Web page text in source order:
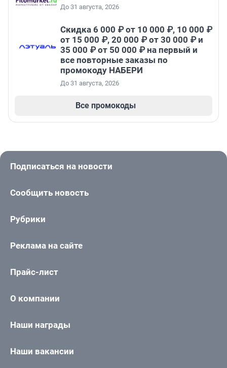
До 31 августа, 2026
Скидка 6 000 ₽ от 10 000 ₽, 10 000 ₽
от 15 000 ₽, 20 000 ₽ от 30 000 ₽ и
35 000 ₽ от 50 000 ₽ на первый и
все повторные заказы по
промокоду НАБЕРИ
До 31 августа, 2026
Все промокоды
Подписаться на новости
Сообщить новость
Рубрики
Реклама на сайте
Прайс-лист
О компании
Наши награды
Наши вакансии